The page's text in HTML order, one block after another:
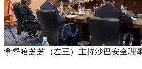
拿督哈芝芝（左三）主持沙巴安全理